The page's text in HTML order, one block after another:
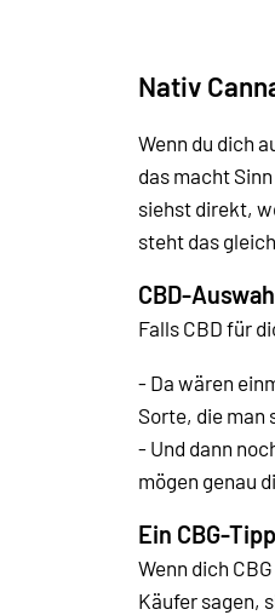
Nativ
Wenn du dich
das macht
siehst direkt,
steht das
CBD-
Falls CBD für
- Da wären
Sorte, die man
- Und dann
mögen genau
Ein CBG-Tipp
Wenn dich
Käufer sagen,